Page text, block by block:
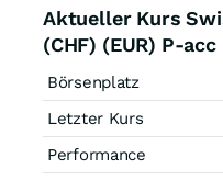
Aktueller Kurs
(CHF) (EUR) P-acc
Börsenplatz
Letzter Kurs
Performance